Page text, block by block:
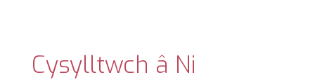
Cysylltwch â Ni